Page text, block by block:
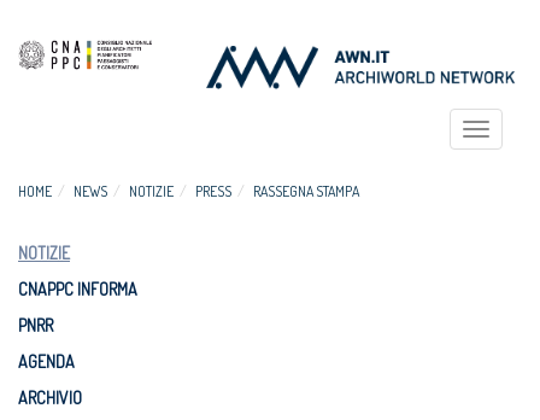
Toggle
HOME NEWS NOTIZIE PRESS RASSEGNA STAMPA
NOTIZIE
CNAPPC INFORMA
PNRR
AGENDA
ARCHIVIO